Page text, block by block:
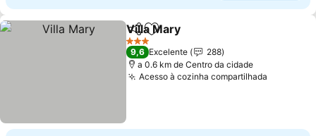
PartilharAdicionar aos favoritos
Villa Mary
3 Estrelas
9,6 Excelente
288
a 0.6 km de Centro da cidade
Acesso à cozinha compartilhada